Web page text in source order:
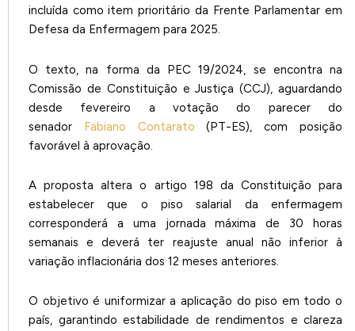
incluída como item prioritário da Frente Parlamentar em
Defesa da Enfermagem para 2025.
O texto, na forma da PEC 19/2024, se encontra na
Comissão de Constituição e Justiça (CCJ), aguardando
desde fevereiro a votação do parecer do
senador Fabiano Contarato (PT-ES), com posição
favorável à aprovação.
A proposta altera o artigo 198 da Constituição para
estabelecer que o piso salarial da enfermagem
corresponderá a uma jornada máxima de 30 horas
semanais e deverá ter reajuste anual não inferior à
variação inflacionária dos 12 meses anteriores.
O objetivo é uniformizar a aplicação do piso em todo o
país, garantindo estabilidade de rendimentos e clareza